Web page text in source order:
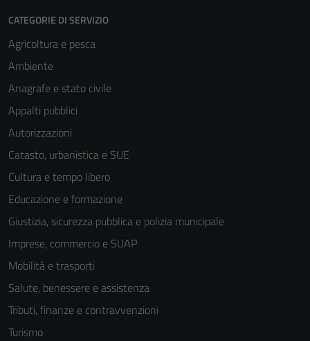
CATEGORIE DI SERVIZIO
Agricoltura e pesca
Ambiente
Anagrafe e stato civile
Appalti pubblici
Autorizzazioni
Catasto, urbanistica e SUE
Cultura e tempo libero
Educazione e formazione
Giustizia, sicurezza pubblica e polizia municipale
Imprese, commercio e SUAP
Mobilità e trasporti
Salute, benessere e assistenza
Tributi, finanze e contravvenzioni
Turismo